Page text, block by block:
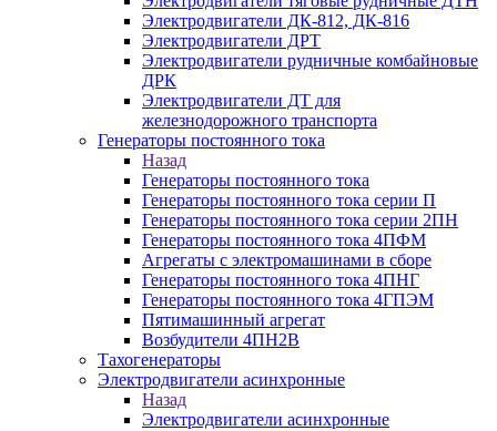
Электродвигатели ДК-812, ДК-816
Электродвигатели ДРТ
Электродвигатели рудничные комбайновые
ДРК
Электродвигатели ДТ для
железнодорожного транспорта
Генераторы постоянного тока
Назад
Генераторы постоянного тока
Генераторы постоянного тока серии П
Генераторы постоянного тока серии 2ПН
Генераторы постоянного тока 4ПФМ
Агрегаты с электромашинами в сборе
Генераторы постоянного тока 4ПНГ
Генераторы постоянного тока 4ГПЭМ
Пятимашинный агрегат
Возбудители 4ПН2В
Тахогенераторы
Электродвигатели асинхронные
Назад
Электродвигатели асинхронные